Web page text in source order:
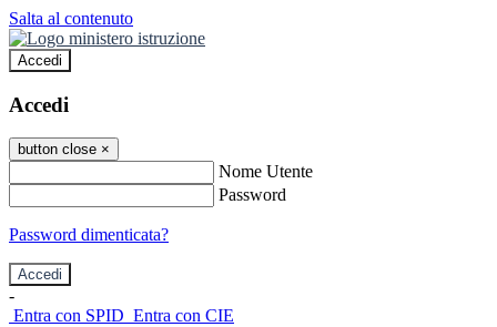
Salta al contenuto
Accedi
Accedi
button close ×
Nome Utente
Password
Password dimenticata?
-
Entra con SPID Entra con CIE